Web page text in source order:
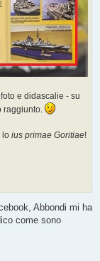
e didascalie - su
lo ius primae Goritiae!
Abbondi mi ha
come sono